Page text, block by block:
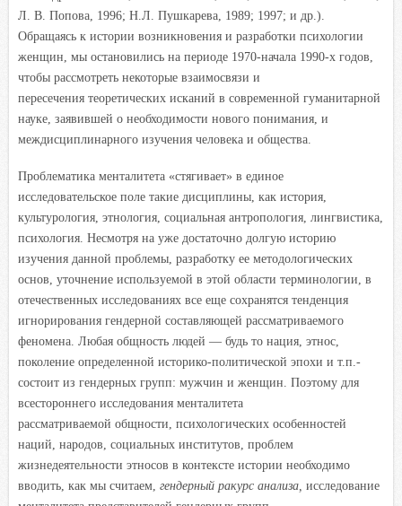
Л. В. Попова, 1996; Н.Л. Пушкарева, 1989; 1997; и др.).
Обращаясь к истории возникновения и разработки психологии
женщин, мы остановились на периоде 1970-начала 1990-х годов,
чтобы рассмотреть некоторые взаимосвязи и
пересечения теоретических исканий в современной гуманитарной
науке, заявившей о необходимости нового понимания, и
междисциплинарного изучения человека и общества.
Проблематика менталитета «стягивает» в единое
исследовательское поле такие дисциплины, как история,
культурология, этнология, социальная антропология, лингвистика,
психология. Несмотря на уже достаточно долгую историю
изучения данной проблемы, разработку ее методологических
основ, уточнение используемой в этой области терминологии, в
отечественных исследованиях все еще сохранятся тенденция
игнорирования гендерной составляющей рассматриваемого
феномена. Любая общность людей — будь то нация, этнос,
поколение определенной историко-политической эпохи и т.п.-
состоит из гендерных групп: мужчин и женщин. Поэтому для
всестороннего исследования менталитета
рассматриваемой общности, психологических особенностей
наций, народов, социальных институтов, проблем
жизнедеятельности этносов в контексте истории необходимо
вводить, как мы считаем, гендерный ракурс анализа, исследование